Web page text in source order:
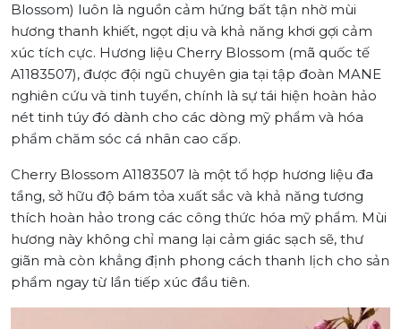
Blossom) luôn là nguồn cảm hứng bất tận nhờ mùi
hương thanh khiết, ngọt dịu và khả năng khơi gợi cảm
xúc tích cực. Hương liệu Cherry Blossom (mã quốc tế
A1183507), được đội ngũ chuyên gia tại tập đoàn MANE
nghiên cứu và tinh tuyển, chính là sự tái hiện hoàn hảo
nét tinh túy đó dành cho các dòng mỹ phẩm và hóa
phẩm chăm sóc cá nhân cao cấp.
Cherry Blossom A1183507 là một tổ hợp hương liệu đa
tầng, sở hữu độ bám tỏa xuất sắc và khả năng tương
thích hoàn hảo trong các công thức hóa mỹ phẩm. Mùi
hương này không chỉ mang lại cảm giác sạch sẽ, thư
giãn mà còn khẳng định phong cách thanh lịch cho sản
phẩm ngay từ lần tiếp xúc đầu tiên.